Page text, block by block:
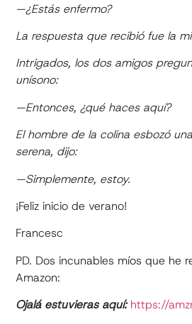
—¿Estás enfermo?
La respuesta que recibió fue la
Intrigados, los dos amigos
unísono:
—Entonces, ¿qué haces aquí?
El hombre de la colina esbozó
serena, dijo:
—Simplemente, estoy.
¡Feliz inicio de verano!
Francesc
PD. Dos incunables míos que he
Amazon:
Ojalá estuvieras aquí: https://